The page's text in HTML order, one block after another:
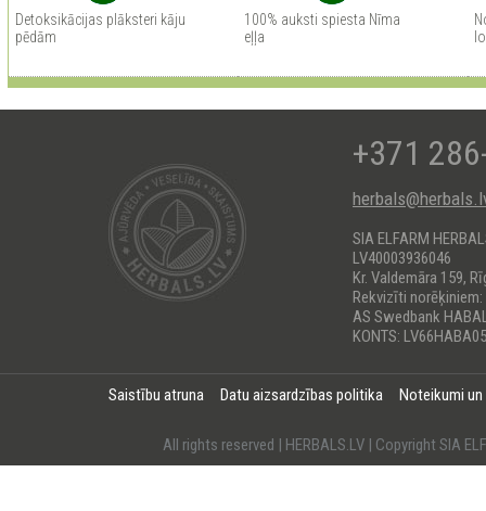
Detoksikācijas plāksteri kāju
pēdām
100% auksti spiesta Nīma
eļļa
+371
SIA ELFARM
LV40003936046
Kr. Valdemāra 159,
Rekvizīti norēķiniem:
AS Swedbank
KONTS:
Saistību atruna Datu aizsardzības politika Noteikumi
All rights reserved | HERBALS.LV | Copyright SIA